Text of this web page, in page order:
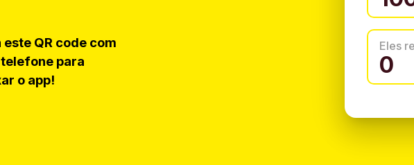
este QR code com
para
o app!
Eles